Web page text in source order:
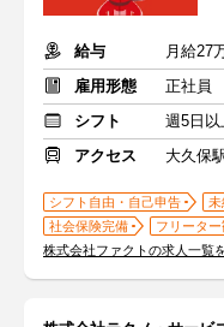
給与
月給27
雇用形態
正社員
シフト
週5日
アクセス
大久保
シフト自由・自己申告 未
社会保険完備
フリーター
株式会社ファクトの求人一覧